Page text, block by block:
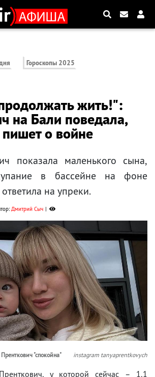
Гороскопы 2025
жить!":
на Бали поведала,
о войне
показала маленького сына,
в бассейне на фоне
на упреки.
Дмитрий Сыч
"спокойна" instagram tanyaprentkovych
у которой сейчас – 1,1